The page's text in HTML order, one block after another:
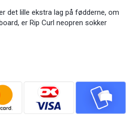
det lille ekstra lag på fødderne, om
er Rip Curl neopren sokker